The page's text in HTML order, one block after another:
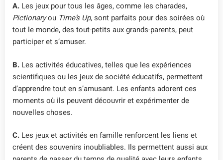
A. Les jeux pour tous les âges, comme les charades,
Pictionaryou Time’s Up, sont parfaits pour des soirées où
tout le monde, des tout-petits aux grands-parents, peut
participer et s’amuser.
B. Les activités éducatives, telles que les expériences
scientifiques ou les jeux de société éducatifs, permettent
d’apprendre tout en s’amusant. Les enfants adorent ces
moments où ils peuvent découvrir et expérimenter de
nouvelles choses.
C. Les jeux et activités en famille renforcent les liens et
créent des souvenirs inoubliables. Ils permettent aussi aux